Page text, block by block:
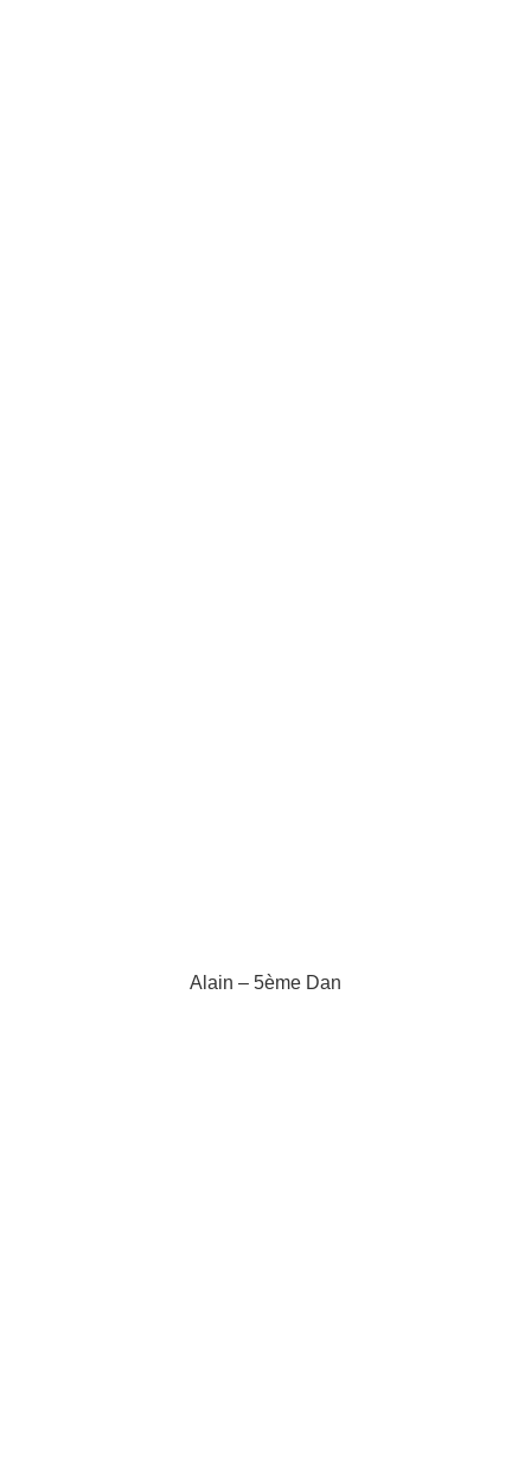
Alain – 5ème Dan